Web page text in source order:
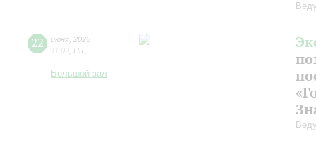
22 июня 2026
11:00 Пн
Большой зал